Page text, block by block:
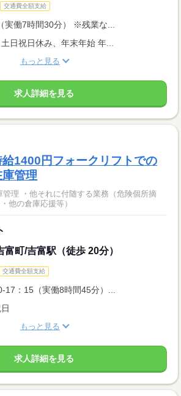
交通費全額支給
実働7時間30分） ※残業な...
日祝日休み、年末年始 年...
もっと見る
求人詳細を見る
1400円フォークリフトでの
管理
管理 ・他それに付随する業務（危険個所摘
他の倉庫応援等）
町/吉富駅（徒歩 20分）
交通費全額支給
：15（実働8時間45分）...
もっと見る
求人詳細を見る